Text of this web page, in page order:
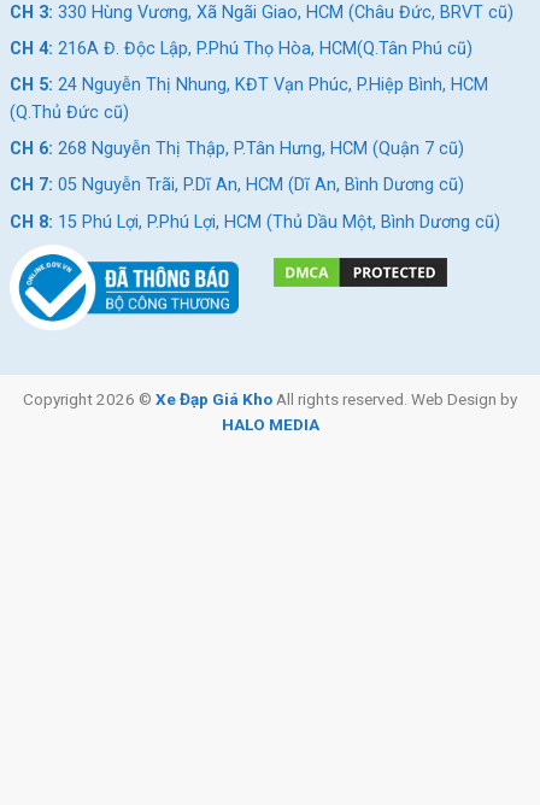
CH 3: 330 Hùng Vương, Xã Ngãi Giao, HCM (Châu Đức, BRVT cũ)
CH 4: 216A Đ. Độc Lập, P.Phú Thọ Hòa, HCM(Q.Tân Phú cũ)
CH 5: 24 Nguyễn Thị Nhung, KĐT Vạn Phúc, P.Hiệp Bình, HCM
(Q.Thủ Đức cũ)
CH 6: 268 Nguyễn Thị Thập, P.Tân Hưng, HCM (Quận 7 cũ)
CH 7: 05 Nguyễn Trãi, P.Dĩ An, HCM (Dĩ An, Bình Dương cũ)
CH 8: 15 Phú Lợi, P.Phú Lợi, HCM (Thủ Dầu Một, Bình Dương cũ)
Copyright 2026 © Xe Đạp Giá Kho All rights reserved. Web Design by
HALO MEDIA